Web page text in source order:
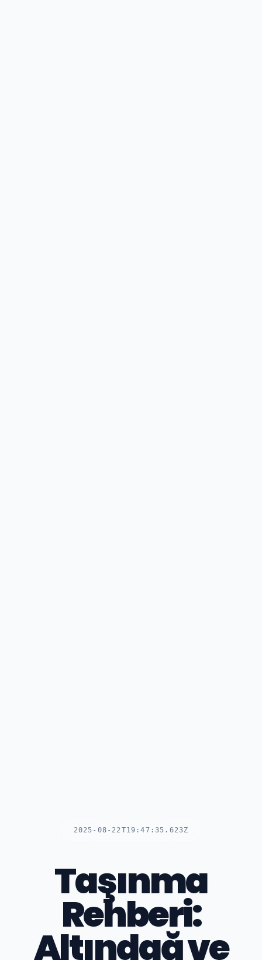
2025-08-22T19:47:35.623Z
Taşınma
Rehberi:
Altındağ ve